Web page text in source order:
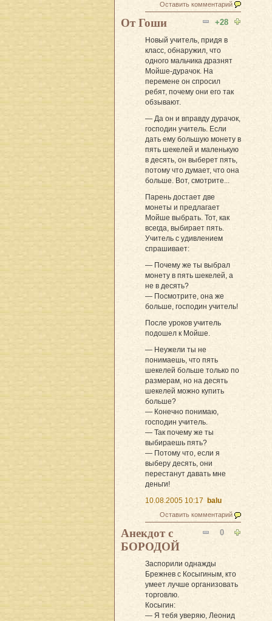
Оставить комментарий
+28
От Гоши
Новый учитель, придя в
класс, обнаружил, что
одного мальчика дразнят
Мойше-дурачок. На
перемене он спросил
ребят, почему они его так
обзывают.
— Да он и вправду дурачок,
господин учитель. Если
дать ему большую монету в
пять шекелей и маленькую
в десять, он выберет пять,
потому что думает, что она
больше. Вот, смотрите...
Парень достает две
монеты и предлагает
Мойше выбрать. Тот, как
всегда, выбирает пять.
Учитель с удивлением
спрашивает:
— Почему же ты выбрал
монету в пять шекелей, а
не в десять?
— Посмотрите, она же
больше, господин учитель!
После уроков учитель
подошел к Мойше.
— Неужели ты не
понимаешь, что пять
шекелей больше только по
размерам, но на десять
шекелей можно купить
больше?
— Конечно понимаю,
господин учитель.
— Так почему же ты
выбираешь пять?
— Потому что, если я
выберу десять, они
перестанут давать мне
деньги!
10.08.2005 10:17
balu
Оставить комментарий
0
Анекдот с
БОРОДОЙ
Заспорили однажды
Брежнев с Косыгиным, кто
умеет лучше организовать
торговлю.
Косыгин:
— Я тебя уверяю, Леонид